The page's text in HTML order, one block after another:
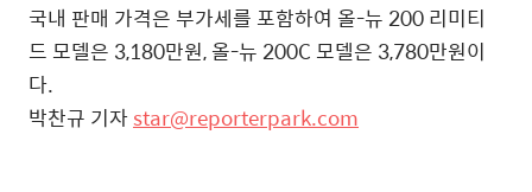
국내 판매 가격은 부가세를 포함하여 올-뉴 200 리미티
드 모델은 3,180만원, 올-뉴 200C 모델은 3,780만원이
다.
박찬규 기자star@reporterpark.com